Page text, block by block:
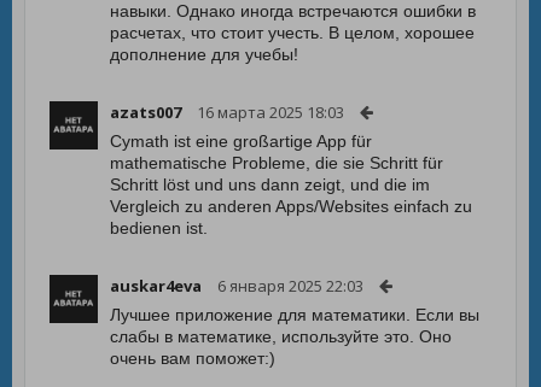
навыки. Однако иногда встречаются ошибки в
расчетах, что стоит учесть. В целом, хорошее
дополнение для учебы!
azats007 16 марта 2025 18:03
Cymath ist eine großartige App für
mathematische Probleme, die sie Schritt für
Schritt löst und uns dann zeigt, und die im
Vergleich zu anderen Apps/Websites einfach zu
bedienen ist.
auskar4eva 6 января 2025 22:03
Лучшее приложение для математики. Если вы
слабы в математике, используйте это. Оно
очень вам поможет:)